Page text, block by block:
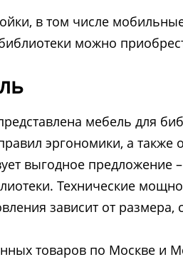
в том числе
можно
мебель для
эргономики, а также
выгодное предложение
Технические
зависит от
товаров по Москве и